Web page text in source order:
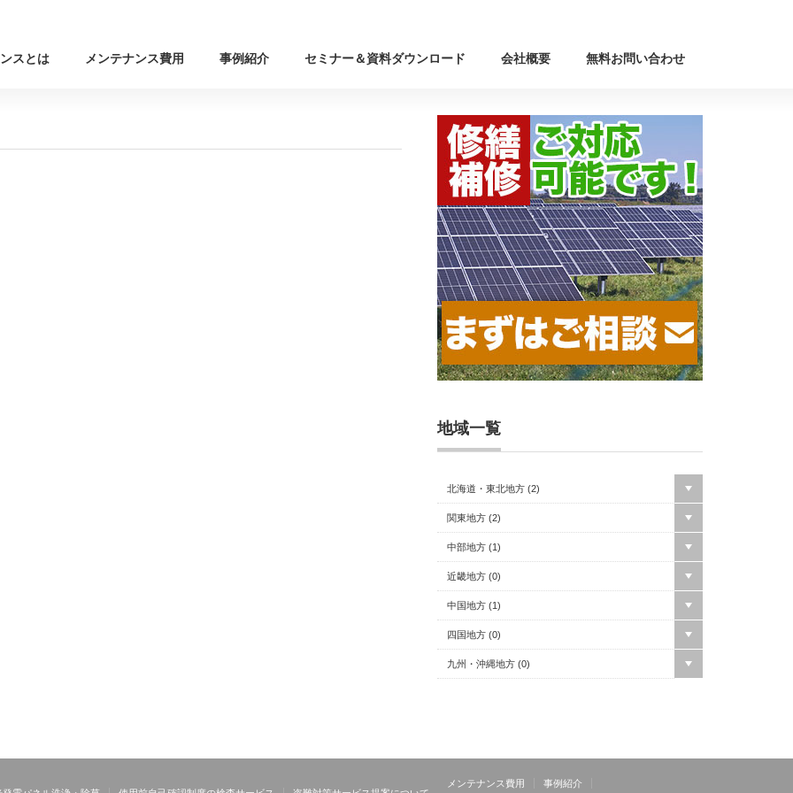
スとは メンテナンス費用 事例紹介 セミナー＆資料ダウンロード 会社概要 無料お問い合わせ
地域一覧
北海道・東北地方 (2)
関東地方 (2)
中部地方 (1)
近畿地方 (0)
中国地方 (1)
四国地方 (0)
九州・沖縄地方 (0)
メンテナンス費用 事例紹介